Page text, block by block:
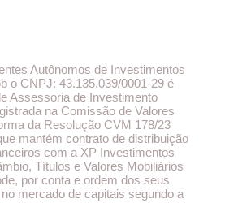
Autônomos de Investimentos
o CNPJ: 43.135.039/0001-29 é
Assessoria de Investimento
na Comissão de Valores
da Resolução CVM 178/23
mantém contrato de distribuição
com a XP Investimentos
Títulos e Valores Mobiliários
por conta e ordem dos seus
mercado de capitais segundo a